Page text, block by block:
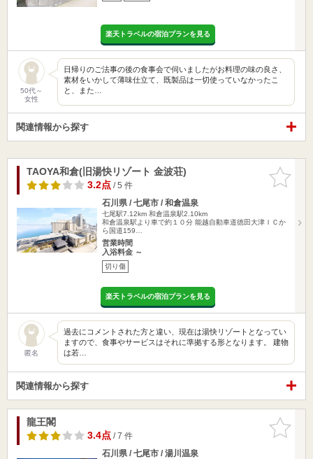
楽天トラベルの宿泊プランを見る
50代～
女性
日帰りのご法事の後の食事会で伺いましたがお料理の味の良さ、
素材をいかして薄味仕立て、既製品は一切使っていなかったこ
と、また…
関連情報から探す
お気に入
りに追加
TAOYA和倉(旧湯快リゾート 金波荘)
3.2点/ 5 件
石川県 / 七尾市 / 和倉温泉
七尾駅7.12km 和倉温泉駅2.10km
和倉温泉駅より車で約１０分 能越自動車道徳田大津ＩＣか
ら国道159…
営業時間
入浴料金 ～
切り傷
楽天トラベルの宿泊プランを見る
匿名
過去にコメントされた方と違い、現在は湯快リゾートとなってい
ますので、食事やサービスはそれに準拠する形となります。 建物
は若…
関連情報から探す
お気に入
りに追加
龍王閣
3.4点/ 7 件
石川県 / 七尾市 / 湯川温泉